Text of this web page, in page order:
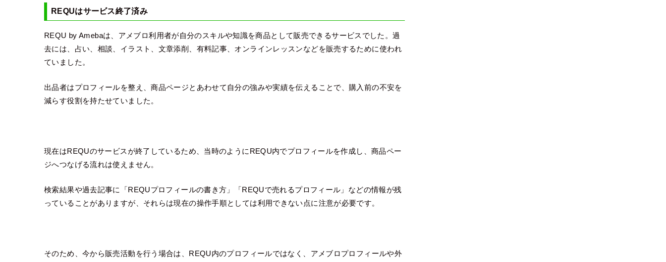
REQUはサービス終了済み
REQU by Amebaは、アメブロ利用者が自分のスキルや知識を商品として販売できるサービスでした。過
去には、占い、相談、イラスト、文章添削、有料記事、オンラインレッスンなどを販売するために使われ
ていました。
出品者はプロフィールを整え、商品ページとあわせて自分の強みや実績を伝えることで、購入前の不安を
減らす役割を持たせていました。
現在はREQUのサービスが終了しているため、当時のようにREQU内でプロフィールを作成し、商品ペー
ジへつなげる流れは使えません。
検索結果や過去記事に「REQUプロフィールの書き方」「REQUで売れるプロフィール」などの情報が残
っていることがありますが、それらは現在の操作手順としては利用できない点に注意が必要です。
そのため、今から販売活動を行う場合は、REQU内のプロフィールではなく、アメブロプロフィールや外